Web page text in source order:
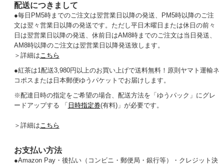
配送につきまして
●毎日PM5時までのご注文は翌営業日以降の発送、PM5時以降のご注
文は翌々営業日以降の発送です。ただし平日木曜日または休日の前々
日は翌営業日以降の発送、休前日はAM8時までのご注文は当日発送、
AM8時以降のご注文は翌営業日以降発送致します。
＞詳細はこちら
●紅茶は1配送3,980円以上のお買い上げで送料無料！原則ヤマト運輸ネ
コポスまたは日本郵便ゆうパケットでお届けします。
※配達日時の指定をご希望の場合、配送方法を「ゆうパック」にグレ
ードアップする 「 日時指定券(有料)」が必要です。
＞詳細はこちら
お支払い方法
●Amazon Pay・後払い（コンビニ・郵便局・銀行等）・クレジット決